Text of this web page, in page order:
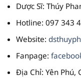
Dược Sĩ: Thúy
Hotline: 097 343
Website:
Fanpage:
Địa Chỉ: Yên Phú,